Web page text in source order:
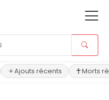
Ajouts récents Morts